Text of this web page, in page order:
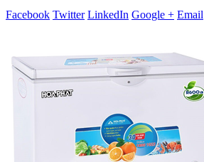
Facebook Twitter LinkedIn Google + Email